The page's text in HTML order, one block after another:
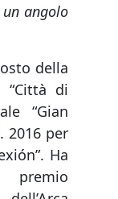
un angolo
della
“Città di
“Gian
2016 per
Ha